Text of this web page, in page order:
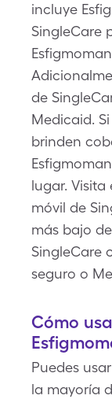
incluye
SingleCare
de
Medicaid.
brinden
lugar.
móvil de
más bajo
SingleCare
seguro o
Cómo
Puedes
la mayoría